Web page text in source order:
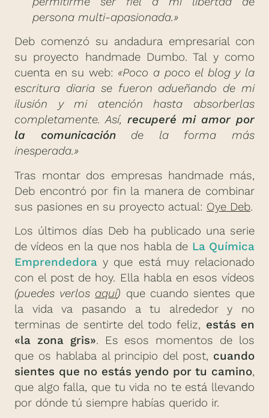
persona multi-apasionada.»
Deb comenzó su andadura empresarial con
su proyecto handmade Dumbo. Tal y como
cuenta en su web: «Poco a poco el blog y la
escritura diaria se fueron adueñando de mi
ilusión y mi atención hasta absorberlas
completamente. Así, recuperé mi amor por
la comunicaciónde la forma más
inesperada.»
Tras montar dos empresas handmade más,
Deb encontró por fin la manera de combinar
sus pasiones en su proyecto actual: Oye Deb.
Los últimos días Deb ha publicado una serie
de vídeos en la que nos habla de La Química
Emprendedora y que está muy relacionado
con el post de hoy. Ella habla en esos vídeos
(puedes verlos aquí) que cuando sientes que
la vida va pasando a tu alrededor y no
terminas de sentirte del todo feliz, estás en
«la zona gris». Es esos momentos de los
que os hablaba al principio del post, cuando
sientes que no estás yendo por tu camino,
que algo falla, que tu vida no te está llevando
por dónde tú siempre habías querido ir.